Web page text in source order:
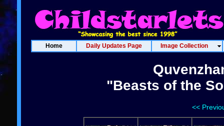
Home Daily Updates Page Image Collection
"Beasts of the
<<